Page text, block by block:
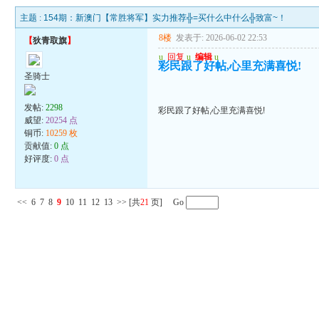
主题 : 154期：新澳门【常胜将军】实力推荐╬=买什么中什么╬致富~！
【狄青取旗】
圣骑士
发帖:2298
威望:20254 点
铜币: 10259 枚
贡献值:0 点
好评度:0 点
8楼 发表于: 2026-06-02 22:53
u 回复 u 编辑 u
彩民跟了好帖,心里充满喜悦!
彩民跟了好帖,心里充满喜悦!
<< 6 7 8 9 10 11 12 13 >> [共21 页] Go